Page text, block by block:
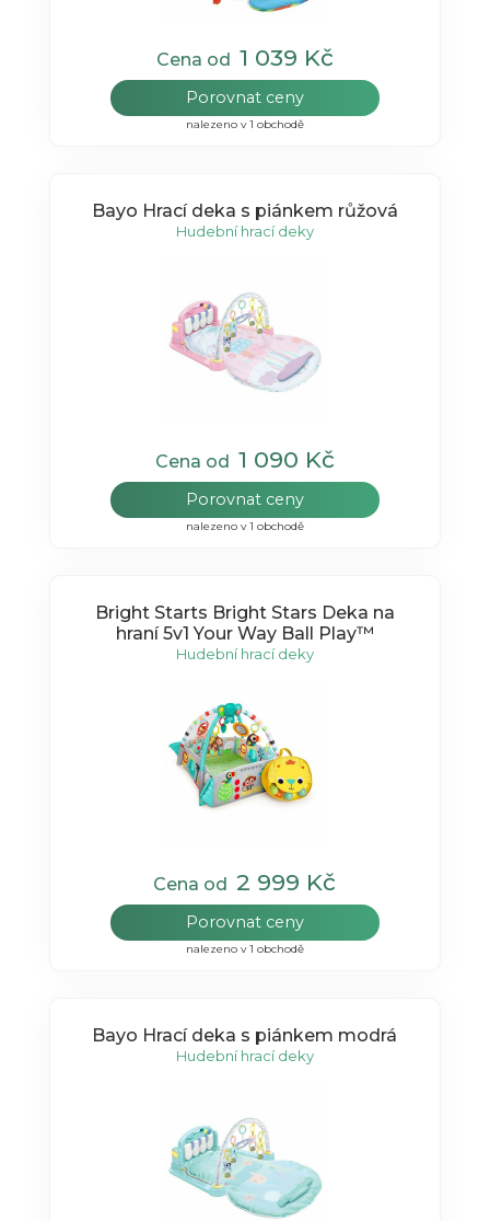
Cena od 1 039 Kč
Porovnat ceny
nalezeno v 1 obchodě
Bayo Hrací deka s piánkem růžová
Hudební hrací deky
Cena od 1 090 Kč
Porovnat ceny
nalezeno v 1 obchodě
Bright Starts Bright Stars Deka na
hraní 5v1 Your Way Ball Play™
Hudební hrací deky
Cena od2 999 Kč
Porovnat ceny
nalezeno v 1 obchodě
Bayo Hrací deka s piánkem modrá
Hudební hrací deky